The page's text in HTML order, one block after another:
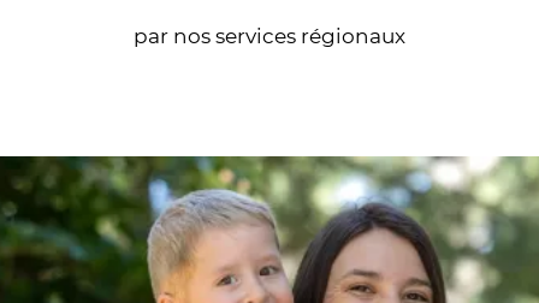
par nos services régionaux